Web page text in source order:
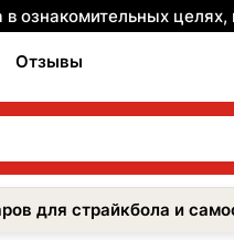
ознакомительных
Отзывы
для страйкбола и